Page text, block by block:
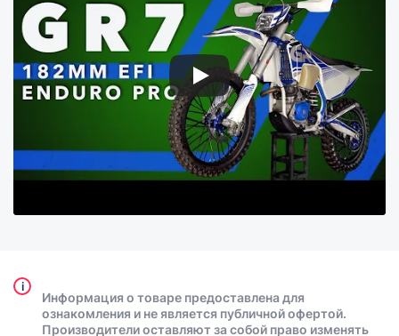
i
Информация о товаре предоставлена для
ознакомления и не является публичной офертой.
Производители оставляют за собой право изменять